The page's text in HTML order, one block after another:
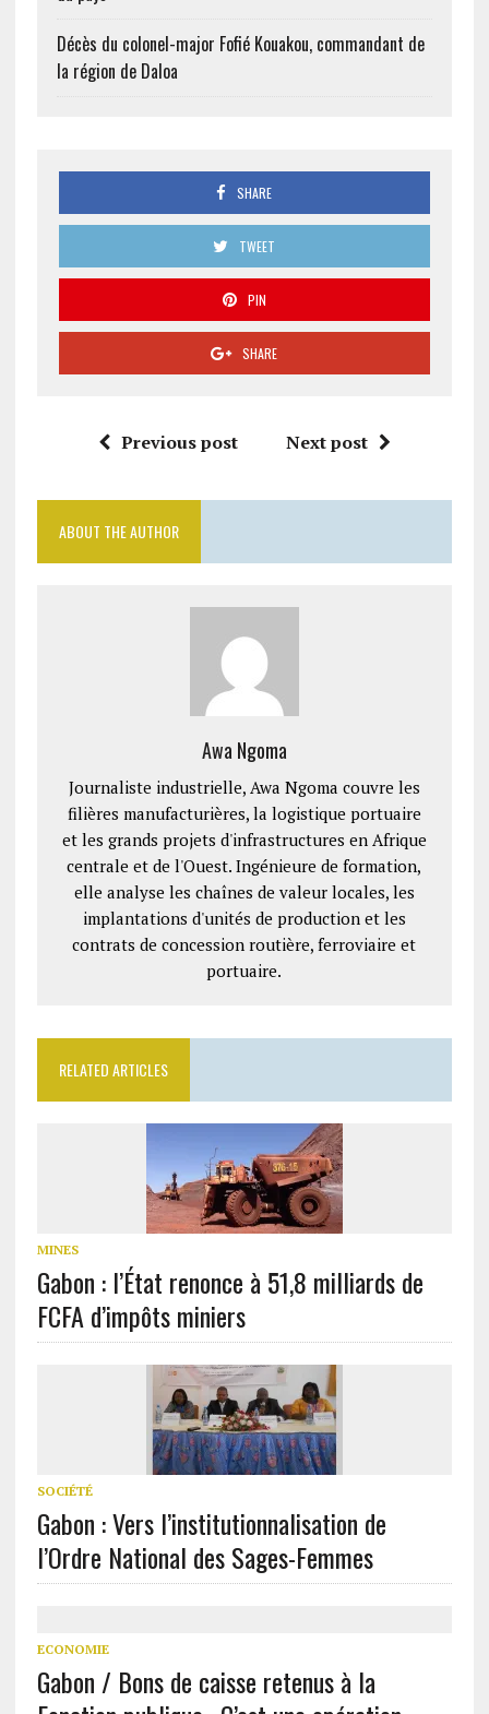
Décès du colonel-major Fofié Kouakou, commandant de
la région de Daloa
SHARE
TWEET
PIN
SHARE
Previous post Next post
ABOUT THE AUTHOR
Awa Ngoma
Journaliste industrielle, Awa Ngoma couvre les
filières manufacturières, la logistique portuaire
et les grands projets d'infrastructures en Afrique
centrale et de l'Ouest. Ingénieure de formation,
elle analyse les chaînes de valeur locales, les
implantations d'unités de production et les
contrats de concession routière, ferroviaire et
portuaire.
RELATED ARTICLES
MINES
Gabon : l’État renonce à 51,8 milliards de
FCFA d’impôts miniers
SOCIÉTÉ
Gabon : Vers l’institutionnalisation de
l’Ordre National des Sages-Femmes
ECONOMIE
Gabon / Bons de caisse retenus à la